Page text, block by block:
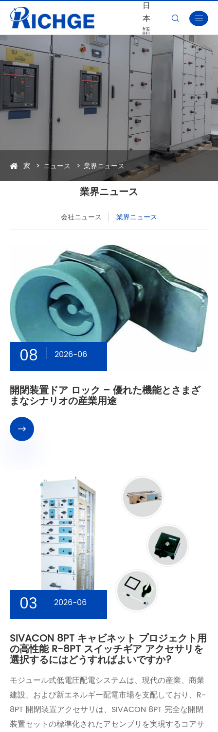
日
本
語
 
家 ニュース 業界ニュース
業界ニュース
会社ニュース 業界ニュース
08 2026-06
開閉装置ドア ロック – 優れた機能とさまざ
まなシナリオの産業用途

03 2026-06
SIVACON 8PT キャビネット プロジェクト用
の高性能 R-8PT スイッチギア アクセサリを
選択するにはどうすればよいですか?
モジュール式低電圧配電システムは、現代の産業、商業
建設、および新エネルギー配電市場を支配しており、R-
8PT 開閉装置アクセサリは、SIVACON 8PT 完全な開閉
装置セットの標準化されたアセンブリを実現するコアサ